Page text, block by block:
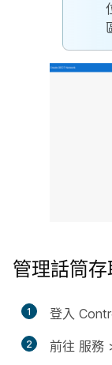
管理話筒存
1 登入
2 前往 服務